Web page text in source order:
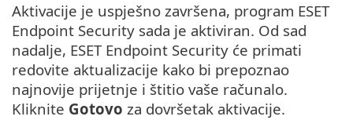
Aktivacije je uspješno završena, program ESET
Endpoint Security sada je aktiviran. Od sad
nadalje, ESET Endpoint Security će primati
redovite aktualizacije kako bi prepoznao
najnovije prijetnje i štitio vaše računalo.
Kliknite Gotovo za dovršetak aktivacije.